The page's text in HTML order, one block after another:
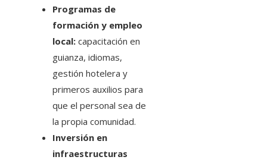
Programas de
formación y empleo
local: capacitación en
guianza, idiomas,
gestión hotelera y
primeros auxilios para
que el personal sea de
la propia comunidad.
Inversión en
infraestructuras